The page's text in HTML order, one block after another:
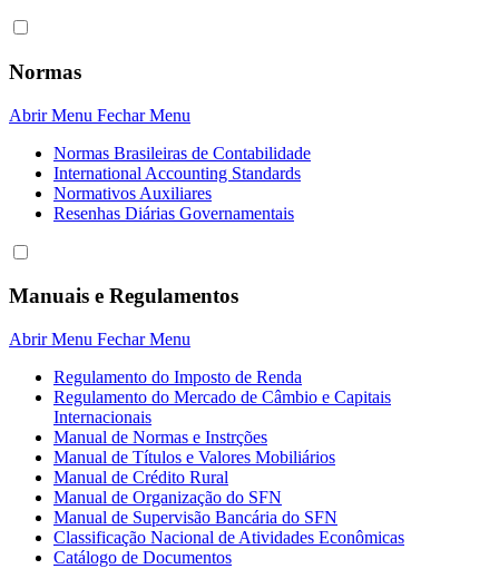
Normas
Abrir Menu Fechar Menu
Normas Brasileiras de Contabilidade
International Accounting Standards
Normativos Auxiliares
Resenhas Diárias Governamentais
Manuais e Regulamentos
Abrir Menu Fechar Menu
Regulamento do Imposto de Renda
Regulamento do Mercado de Câmbio e Capitais
Internacionais
Manual de Normas e Instrções
Manual de Títulos e Valores Mobiliários
Manual de Crédito Rural
Manual de Organização do SFN
Manual de Supervisão Bancária do SFN
Classificação Nacional de Atividades Econômicas
Catálogo de Documentos